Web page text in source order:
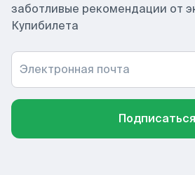
заботливые рекомендации от
Купибилета
Электронная почта
Подписаться